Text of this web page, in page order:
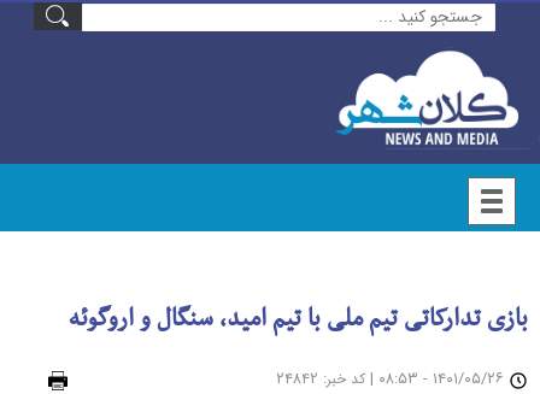
بازی تدارکاتی تیم ملی با تیم امید، سنگال و اروگوئه
| کد خبر: ۲۴۸۴۲